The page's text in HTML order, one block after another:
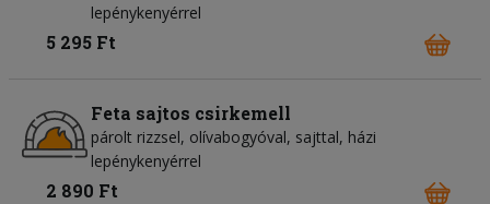
lepénykenyérrel
5 295 Ft
Feta sajtos csirkemell
párolt rizzsel, olívabogyóval, sajttal, házi
lepénykenyérrel
2 890 Ft